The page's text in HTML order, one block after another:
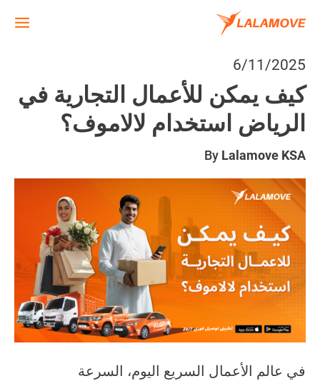
6/11/2025
كيف يمكن للأعمال التجارية في
الرياض استخدام لالاموف؟
By Lalamove KSA
في عالم الأعمال السريع اليوم، السرعة